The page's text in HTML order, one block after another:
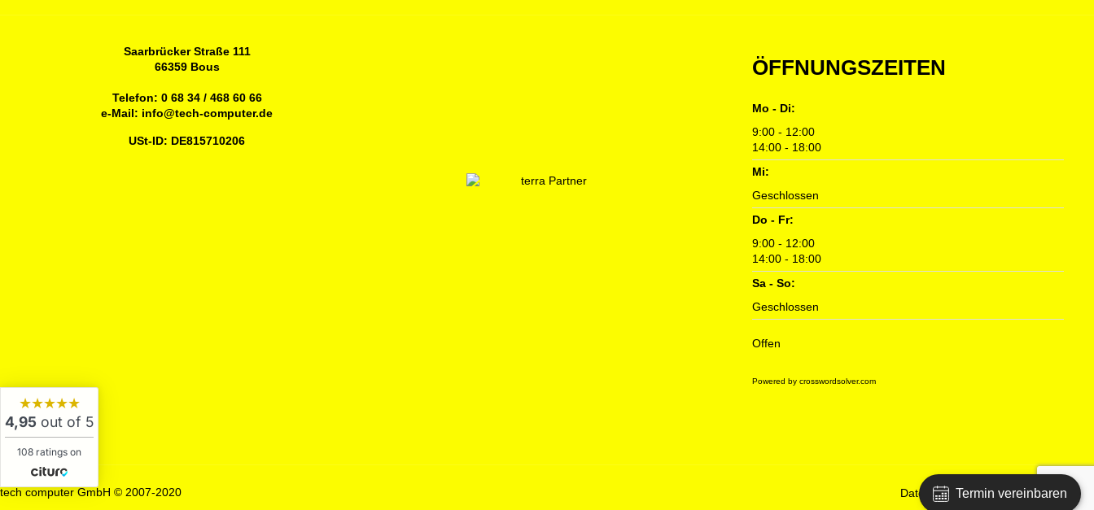
Saarbrücker Straße 111
66359 Bous
Telefon: 0 68 34 / 468 60 66
e-Mail: info@tech-computer.de
USt-ID: DE815710206
ÖFFNUNGSZEITEN
Mo - Di:
9:00 - 12:00
14:00 - 18:00
Mi:
Geschlossen
Do - Fr:
9:00 - 12:00
14:00 - 18:00
Sa - So:
Geschlossen
Offen
Powered by crosswordsolver.com
tech computer GmbH © 2007-2020 Datenschutzerklärung Impressum
★★★★★
4,95 out of 5
108 ratings on
Termin vereinbaren